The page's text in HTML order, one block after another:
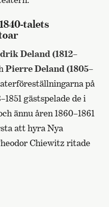
talets
Deland (1812–
Pierre Deland (1805–
på
gästspelade de i
ännu åren 1860–1861
att hyra Nya
Chiewitz ritade